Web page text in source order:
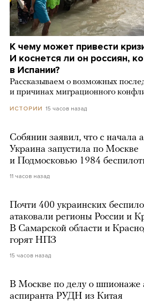
К чему может привести
И коснется ли он россиян,
в Испании?
Рассказываем о возможных
и причинах миграционного
ИСТОРИИ 15 часов назад
Собянин заявил, что с начала
Украина запустила по Москве
и Подмосковью 1984
11 часов назад
Почти 400 украинских
атаковали регионы России и
В Самарской области и
горят НПЗ
15 часов назад
В Москве по делу о шпионаже
аспиранта РУДН из Китая